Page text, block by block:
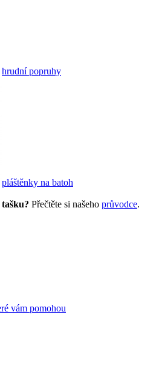
hrudní popruhy
pláštěnky na batoh
Přečtěte si našeho průvodce.
vám pomohou